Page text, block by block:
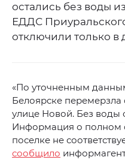
остались без воды
ЕДДС
отключили только в
«По уточненным
Белоярске
улице Новой. Без воды
Информация о полном
поселке не
сообщило